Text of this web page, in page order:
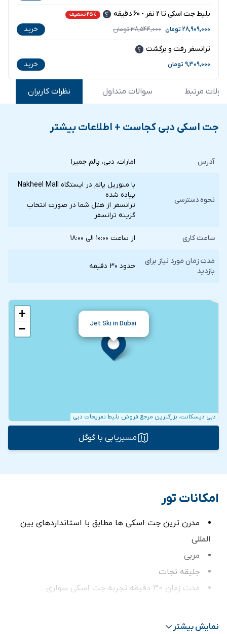
بلیط جت اسکی تا 2 نفر - 60 دقیقه 25% تخفیف
28,909,000 تومان 38,544,000تومان خرید
ترانسفر رفت و برگشت
9,309,000 تومان خرید
مرتبط سوالات متداول نظرات کاربران
جت اسکی دبی کجاست + اطلاعات بیشتر
آدرس امارات، دبی، پالم جمیرا
نحوه دسترسی
با منوریل پالم در ایستگاه Nakheel Mall
پیاده شده
ترانسفر از هتل شما در صورت انتخاب
گزينه ترانسفر
ساعت کاری از ساعت ۱۰:۰۰ الی ۱۸:۰۰
مدت زمان مورد نیاز برای
بازدید
حدود ۳۰ دقیقه
Jet Ski in Dubai
+
−
دبی دیسکانت، بزرگترین مرجع فروش بلیط تفریحات دبی
مسیریابی با گوگل
امکانات تور
مدرن ترين جت اسکی ها مطابق با استانداردهای بين
المللی
مربی
جلیقه نجات
مدت زمان 30 دقیقه تجربه جت اسکی سواری
نمایش بیشتر